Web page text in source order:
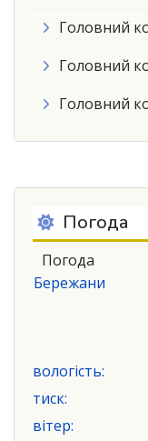
Головний
Головний
Головний
Погода
Погода
Бережани
вологість:
тиск:
вітер: